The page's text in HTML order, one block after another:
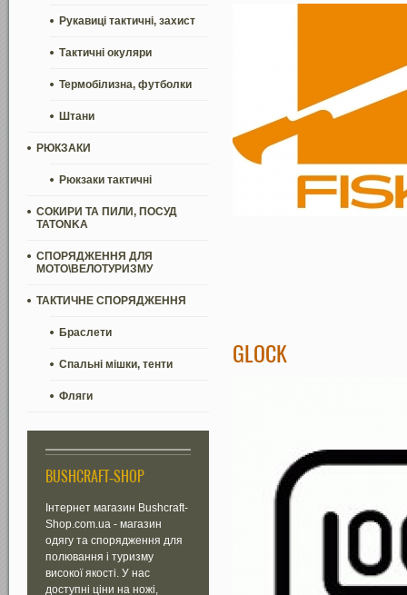
Рукавиці тактичні, захист
Тактичні окуляри
Термобілизна, футболки
Штани
РЮКЗАКИ
Рюкзаки тактичні
СОКИРИ ТА ПИЛИ, ПОСУД
TATONKA
СПОРЯДЖЕННЯ ДЛЯ
МОТО\ВЕЛОТУРИЗМУ
ТАКТИЧНЕ СПОРЯДЖЕННЯ
Браслети
Спальні мішки, тенти
Фляги
BUSHCRAFT-SHOP
Інтернет магазин Bushcraft-
Shop.com.ua - магазин
одягу та спорядження для
полювання і туризму
високої якості. У нас
доступні ціни на ножі,
GLOCK